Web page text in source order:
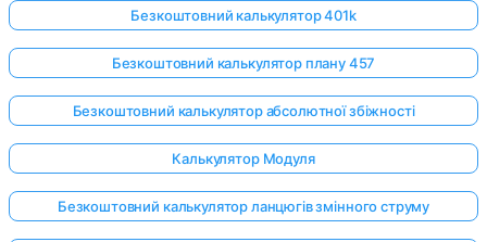
Безкоштовний калькулятор 401k
Безкоштовний калькулятор плану 457
Безкоштовний калькулятор абсолютної збіжності
Калькулятор Модуля
Безкоштовний калькулятор ланцюгів змінного струму